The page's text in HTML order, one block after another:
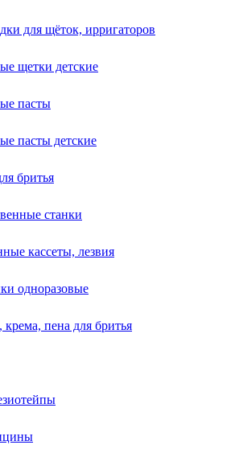
для щёток, ирригаторов
щетки детские
пасты
пасты детские
бритья
станки
кассеты, лезвия
одноразовые
крема, пена для бритья